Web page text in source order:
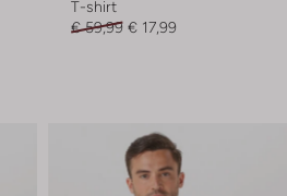
T-shirt
€ 59,99 € 17,99